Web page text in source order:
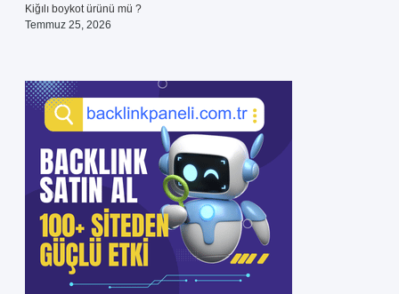
Kiğılı boykot ürünü mü ?
Temmuz 25, 2026